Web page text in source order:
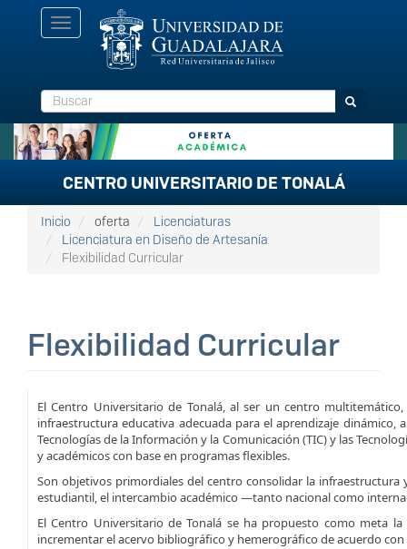
Toggle
navigation
Buscar Buscar
CENTRO UNIVERSITARIO DE TONALÁ
Inicio oferta
Licenciaturas
Licenciatura en Diseño de Artesanía
Flexibilidad Curricular
Flexibilidad Curricular
El Centro Universitario de Tonalá, al ser un centro
infraestructura educativa adecuada para el aprendizaje
Tecnologías de la Información y la Comunicación (TIC) y las
y académicos con base en programas flexibles.
Son objetivos primordiales del centro consolidar la
estudiantil, el intercambio académico —tanto nacional como
El Centro Universitario de Tonalá se ha propuesto como meta
incrementar el acervo bibliográfico y hemerográfico de acuerdo